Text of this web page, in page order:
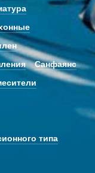
Санфаянс
типа